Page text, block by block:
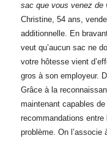
sac que vous venez de
Christine, 54 ans,
additionnelle. En
veut qu’aucun sac ne
votre hôtesse vient
gros à son employeur.
Grâce à la
maintenant capables
recommandations
problème. On l’associe